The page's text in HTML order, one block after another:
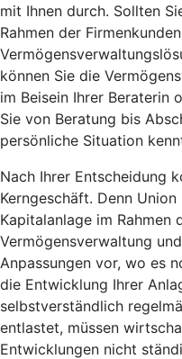
mit Ihnen durch. Sollten
Rahmen der
können Sie die
im Beisein Ihrer Beraterin
Sie von Beratung bis
persönliche Situation
Nach Ihrer Entscheidung
Kerngeschäft. Denn
Kapitalanlage im Rahmen
Vermögensverwaltung
Anpassungen vor, wo es
die Entwicklung Ihrer
selbstverständlich
entlastet, müssen
Entwicklungen nicht